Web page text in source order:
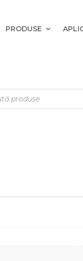
PRODUSE